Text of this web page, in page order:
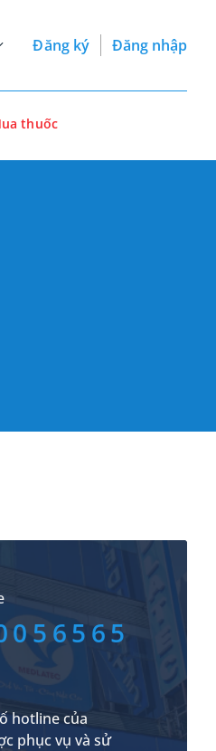
Đăng ký Đăng nhập
thuốc
hotline của
phục vụ và sử